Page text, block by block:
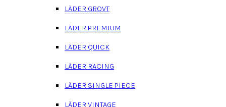
LÄDER GROVT
LÄDER PREMIUM
LÄDER QUICK
LÄDER RACING
LÄDER SINGLE PIECE
LÄDER VINTAGE